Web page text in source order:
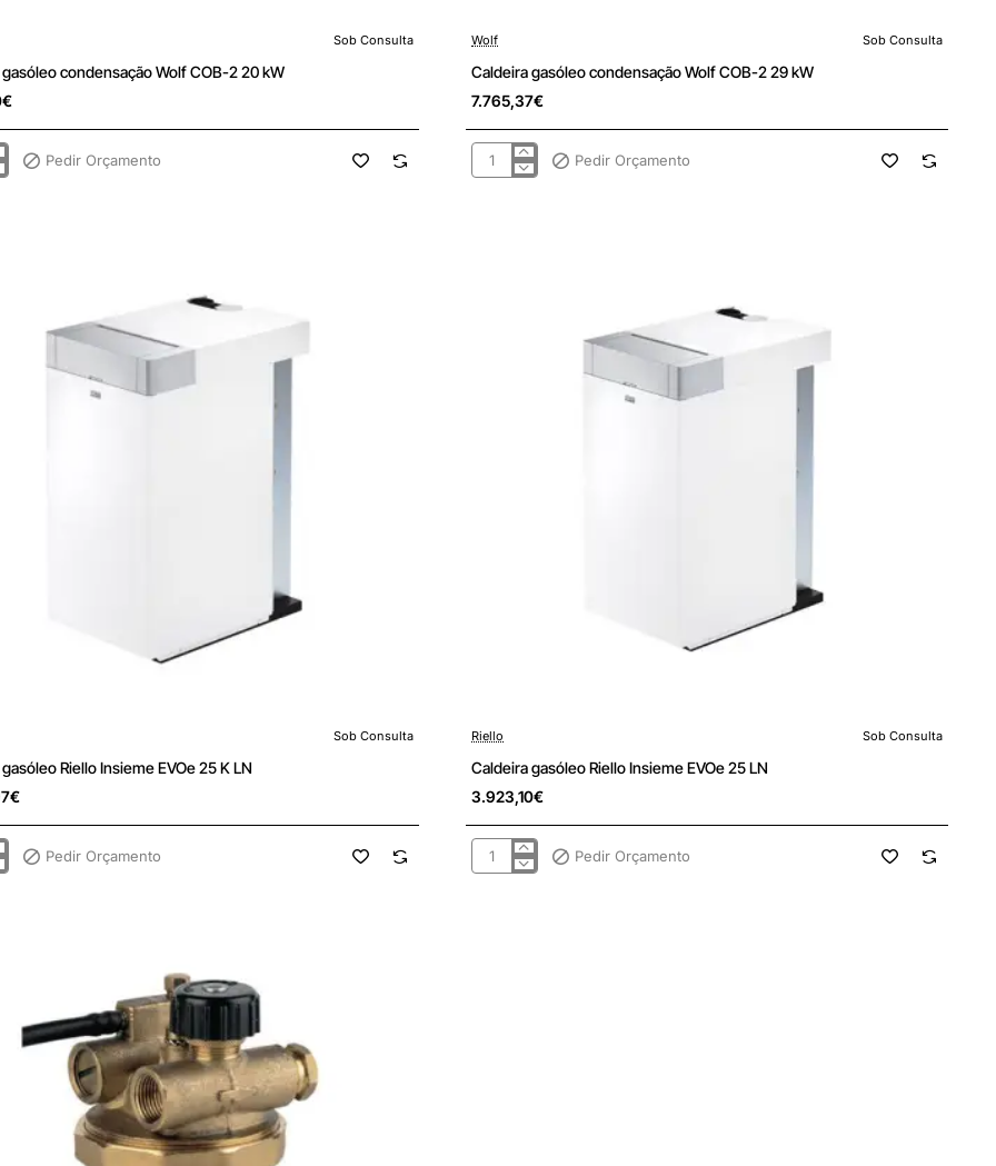
Sob Consulta
condensação Wolf COB-2 20 kW
Pedir Orçamento
Portes Grátis
Sob Consulta
Wolf Sob Consulta
Caldeira gasóleo condensação Wolf COB-2 29 kW
7.765,37€
Caldeira
Pedir Orçamento
Sob Consulta
Riello Insieme EVOe 25 K LN
Pedir Orçamento
Sob Consulta
Riello Sob Consulta
Caldeira gasóleo Riello Insieme EVOe 25 LN
3.923,10€
Caldeira
Pedir Orçamento